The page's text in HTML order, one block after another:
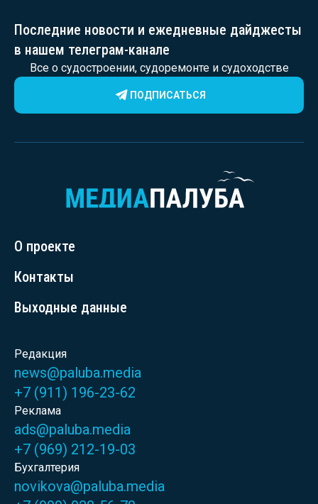
Последние новости и ежедневные дайджесты
в нашем телеграм-канале
Все о судостроении, судоремонте и судоходстве
ПОДПИСАТЬСЯ
О проекте
Контакты
Выходные данные
Редакция
news@paluba.media
+7 (911) 196-23-62
Реклама
ads@paluba.media
+7 (969) 212-19-03
Бухгалтерия
novikova@paluba.media